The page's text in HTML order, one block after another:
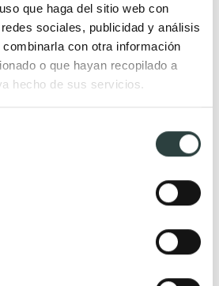
que haga del sitio web con
sociales, publicidad y análisis
con otra información
o que hayan recopilado a
hecho de sus servicios.
Lavabos suspendidos
Lavabos dobles